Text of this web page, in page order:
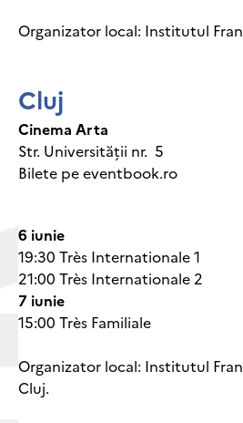
Organizator local: Institutul
Cluj
Cinema Arta
Str. Universității nr. 5
Bilete pe eventbook.ro
6 iunie
19:30 Très Internationale 1
21:00 Très Internationale 2
7 iunie
15:00 Très Familiale
Organizator local: Institutul
Cluj.